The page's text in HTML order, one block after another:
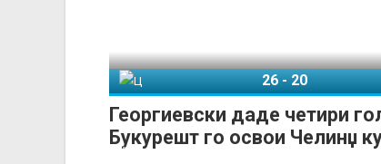
Георгиевски даде четири
Букурешт го освои Челинџ
26-20